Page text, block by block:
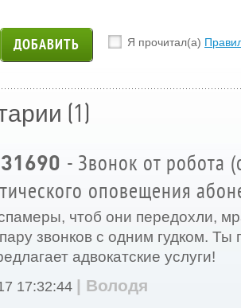
Я прочитал(а)
(1)
- Звонок от робота
оповещения
чтоб они передохли,
звонков с одним гудком. Ты
адвокатские услуги!
17:32:44 | Володя